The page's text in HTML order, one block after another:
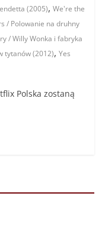
(2005),We're the
/ Polowanie na druhny
/ Willy Wonka i fabryka
tytanów (2012),Yes
Polska zostaną